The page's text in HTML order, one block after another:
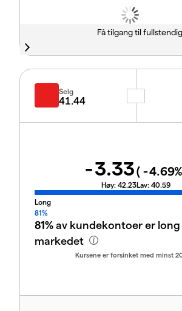
Få tilgang til
Selg
41.44
-3.33( -4.69
Høy: 42.23Lav: 40.59
Long
81%
81%av kundekontoer er
markedet
Kursene er forsinket med minst